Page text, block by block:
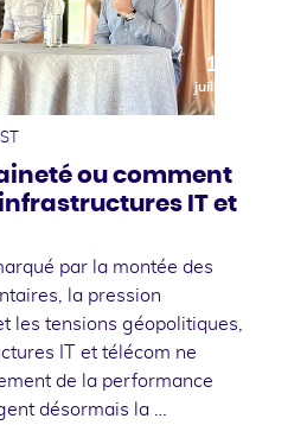
10
juillet
ou comment
IT et
par la montée des
la pression
les tensions géopolitiques,
IT et télécom ne
de la performance
désormais la …